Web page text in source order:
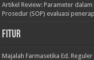
Artikel Review: Parameter
Prosedur (SOP) evaluasi
Fitur
Majalah Farmasetika Ed. Reguler